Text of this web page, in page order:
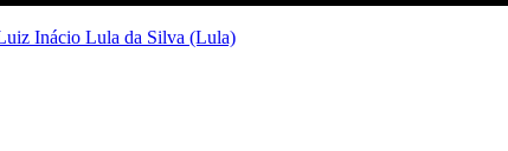
Inácio Lula da Silva (Lula)